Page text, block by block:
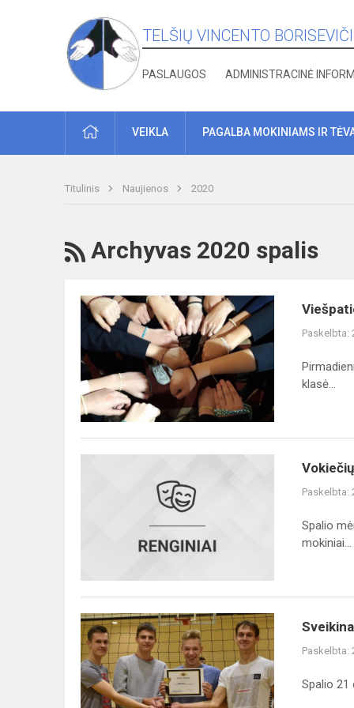
TELŠIŲ VINCENTO
PASLAUGOS ADMINISTRACINĖ
PRADŽIAVEIKLA PAGALBA MOKINIAMS IR
Titulinis Naujienos 2020
RSS
Archyvas 2020 spalis
Viešpatie,
palaimink
mūsų
draugystę!
Tu
-
mūsų
draugas!
Paskelbta:
klasė...
Paskelbta:
Spalio
mokiniai...
Sveikiname
tinklinio
varžybų
prizininkus!
Paskelbta:
Spalio 21